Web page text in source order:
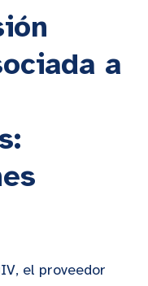
a
el proveedor